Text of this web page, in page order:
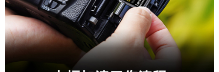
時審查核予不同之上限額度；若仍有額度不足之情形，本公司將視審查結果
請求用戶進行身份認證。
５．嚴禁一人註冊多個帳號或使用他人資訊註冊。若發現惡意使用之情形，
恩沛科技股份有限公司將有權停止該用戶之使用額度並採取法律行動。